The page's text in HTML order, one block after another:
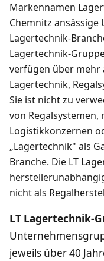
Markennamen
Chemnitz
Lagertechnik-
Lagertechnik-
verfügen über mehr
Lagertechnik,
Sie ist nicht zu
von
Logistikkonzernen
„Lagertechnik" als
Branche. Die LT
nicht als
LT Lagertechnik-
jeweils über 40